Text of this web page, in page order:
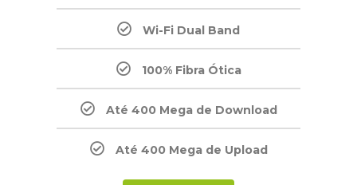
Wi-Fi Dual Band
100% Fibra Ótica
Até 400 Mega de Download
Até 400 Mega de Upload